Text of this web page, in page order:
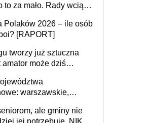
za mało. Rady wciąż
Polaków 2026 – ile osób
[RAPORT]
tworzy już sztuczna
może dziś
warszawskie,
jednostek
ale gminy nie